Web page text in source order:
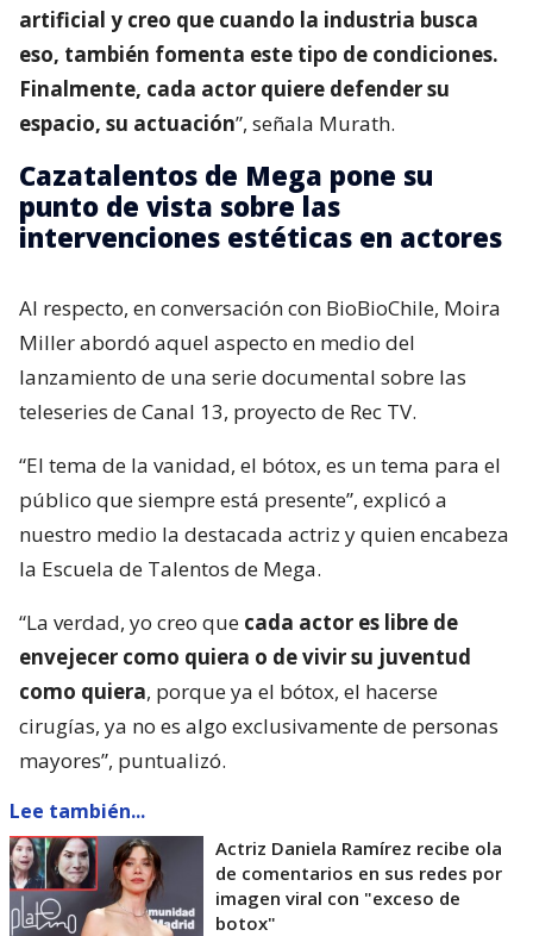
artificial y creo que cuando la industria busca
eso, también fomenta este tipo de condiciones.
Finalmente, cada actor quiere defender su
espacio, su actuación”, señala Murath.
Cazatalentos de Mega pone su
punto de vista sobre las
intervenciones estéticas en actores
Al respecto, en conversación con BioBioChile, Moira
Miller abordó aquel aspecto en medio del
lanzamiento de una serie documental sobre las
teleseries de Canal 13, proyecto de Rec TV.
“El tema de la vanidad, el bótox, es un tema para el
público que siempre está presente”, explicó a
nuestro medio la destacada actriz y quien encabeza
la Escuela de Talentos de Mega.
“La verdad, yo creo que cada actor es libre de
envejecer como quiera o de vivir su juventud
como quiera, porque ya el bótox, el hacerse
cirugías, ya no es algo exclusivamente de personas
mayores”, puntualizó.
Lee también...
Actriz Daniela Ramírez recibe ola
de comentarios en sus redes por
imagen viral con "exceso de
botox"